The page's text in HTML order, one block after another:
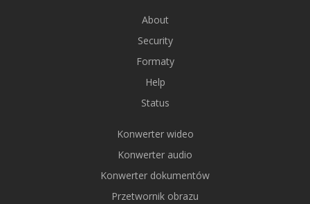
About
Security
Formaty
Help
Status
Konwerter wideo
Konwerter audio
Konwerter dokumentów
Przetwornik obrazu